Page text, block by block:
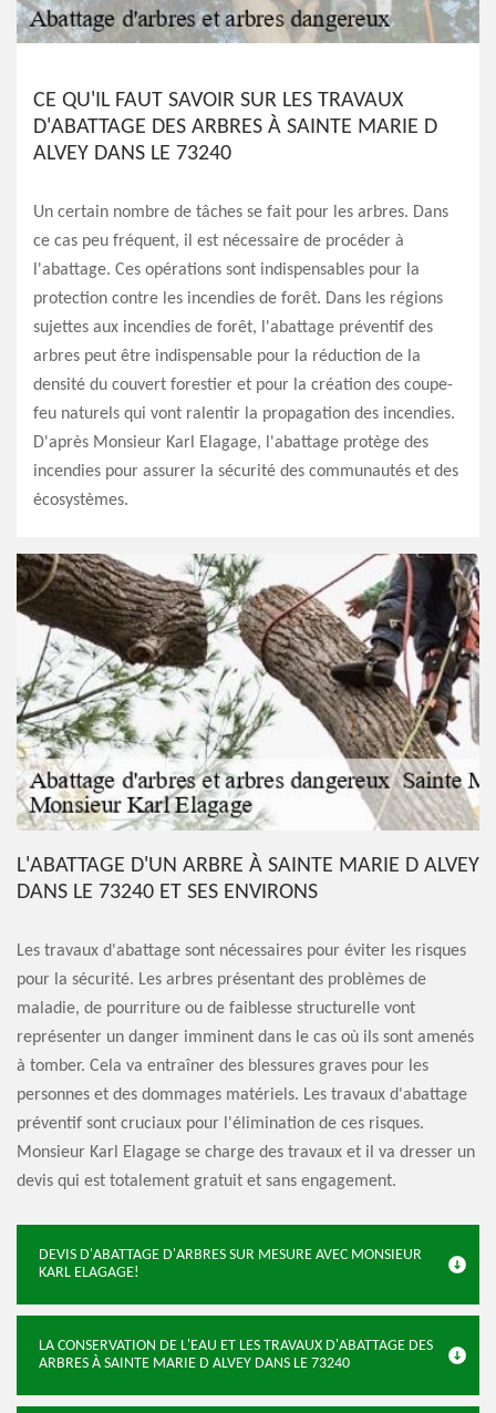
CE QU'IL FAUT SAVOIR SUR LES TRAVAUX
D'ABATTAGE DES ARBRES À SAINTE MARIE D
ALVEY DANS LE 73240
Un certain nombre de tâches se fait pour les arbres. Dans
ce cas peu fréquent, il est nécessaire de procéder à
l'abattage. Ces opérations sont indispensables pour la
protection contre les incendies de forêt. Dans les régions
sujettes aux incendies de forêt, l'abattage préventif des
arbres peut être indispensable pour la réduction de la
densité du couvert forestier et pour la création des coupe-
feu naturels qui vont ralentir la propagation des incendies.
D'après Monsieur Karl Elagage, l'abattage protège des
incendies pour assurer la sécurité des communautés et des
écosystèmes.
L'ABATTAGE D'UN ARBRE À SAINTE MARIE D ALVEY
DANS LE 73240 ET SES ENVIRONS
Les travaux d'abattage sont nécessaires pour éviter les risques
pour la sécurité. Les arbres présentant des problèmes de
maladie, de pourriture ou de faiblesse structurelle vont
représenter un danger imminent dans le cas où ils sont amenés
à tomber. Cela va entraîner des blessures graves pour les
personnes et des dommages matériels. Les travaux d'abattage
préventif sont cruciaux pour l'élimination de ces risques.
Monsieur Karl Elagage se charge des travaux et il va dresser un
devis qui est totalement gratuit et sans engagement.
DEVIS D'ABATTAGE D'ARBRES SUR MESURE AVEC MONSIEUR
KARL ELAGAGE!
LA CONSERVATION DE L'EAU ET LES TRAVAUX D'ABATTAGE DES
ARBRES À SAINTE MARIE D ALVEY DANS LE 73240